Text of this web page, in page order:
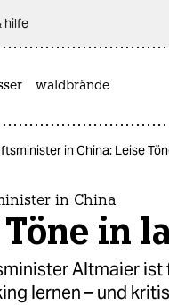
hilfe
waldbrände
in China: Leise
in China
in
Altmaier ist
lernen – und